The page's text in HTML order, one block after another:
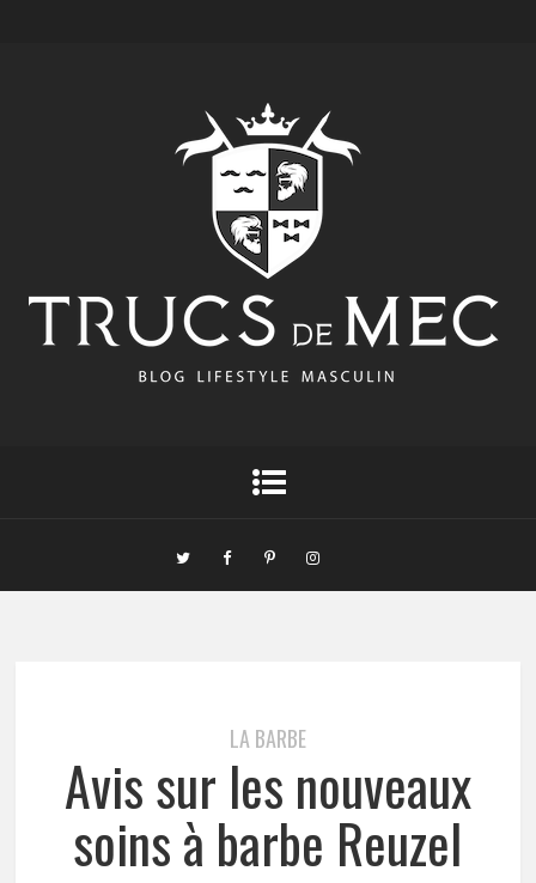
LA BARBE
Avis sur les nouveaux
soins à barbe Reuzel